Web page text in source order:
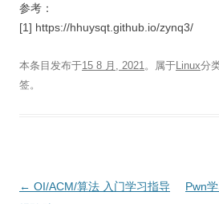
参考：
[1] https://hhuysqt.github.io/zynq3/
本条目发布于15 8 月, 2021 。属于Linux分
签。
文
← OI/ACM/算法 入门学习指导
Pwn